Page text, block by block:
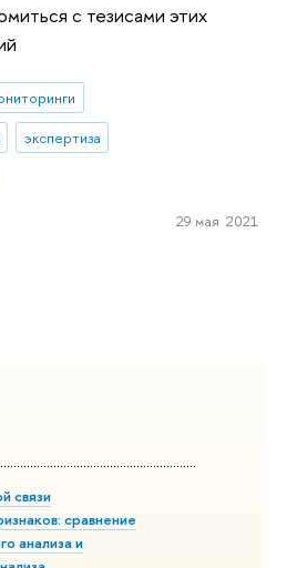
связи
сравнение
анализа и
с тезисами этих
экспертиза
29 мая 2021